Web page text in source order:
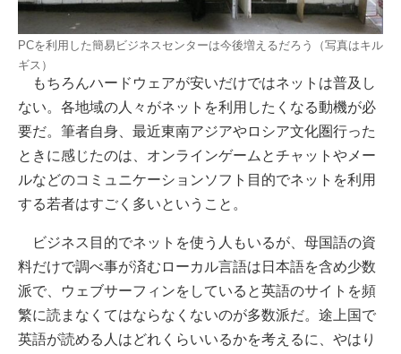
PCを利用した簡易ビジネスセンターは今後増えるだろう（写真はキル
ギス）
もちろんハードウェアが安いだけではネットは普及し
ない。各地域の人々がネットを利用したくなる動機が必
要だ。筆者自身、最近東南アジアやロシア文化圏行った
ときに感じたのは、オンラインゲームとチャットやメー
ルなどのコミュニケーションソフト目的でネットを利用
する若者はすごく多いということ。
ビジネス目的でネットを使う人もいるが、母国語の資
料だけで調べ事が済むローカル言語は日本語を含め少数
派で、ウェブサーフィンをしていると英語のサイトを頻
繁に読まなくてはならなくないのが多数派だ。途上国で
英語が読める人はどれくらいいるかを考えるに、やはり